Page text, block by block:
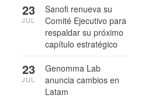
Sanofi renueva su
Comité Ejecutivo para
respaldar su próximo
capítulo estratégico
23
JUL
Genomma Lab
anuncia cambios en
Latam
23
JUL